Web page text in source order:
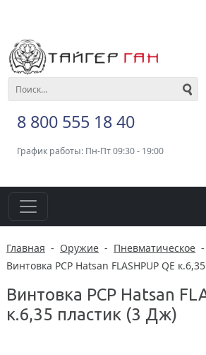
8 800 555 18 40
График работы: Пн-Пт 09:30 - 19:00
Главная - Оружие - Пневматическое -
Винтовка PCP Hatsan FLASHPUP QE
Винтовка PCP Hatsan
к.6,35 пластик (3 Дж)